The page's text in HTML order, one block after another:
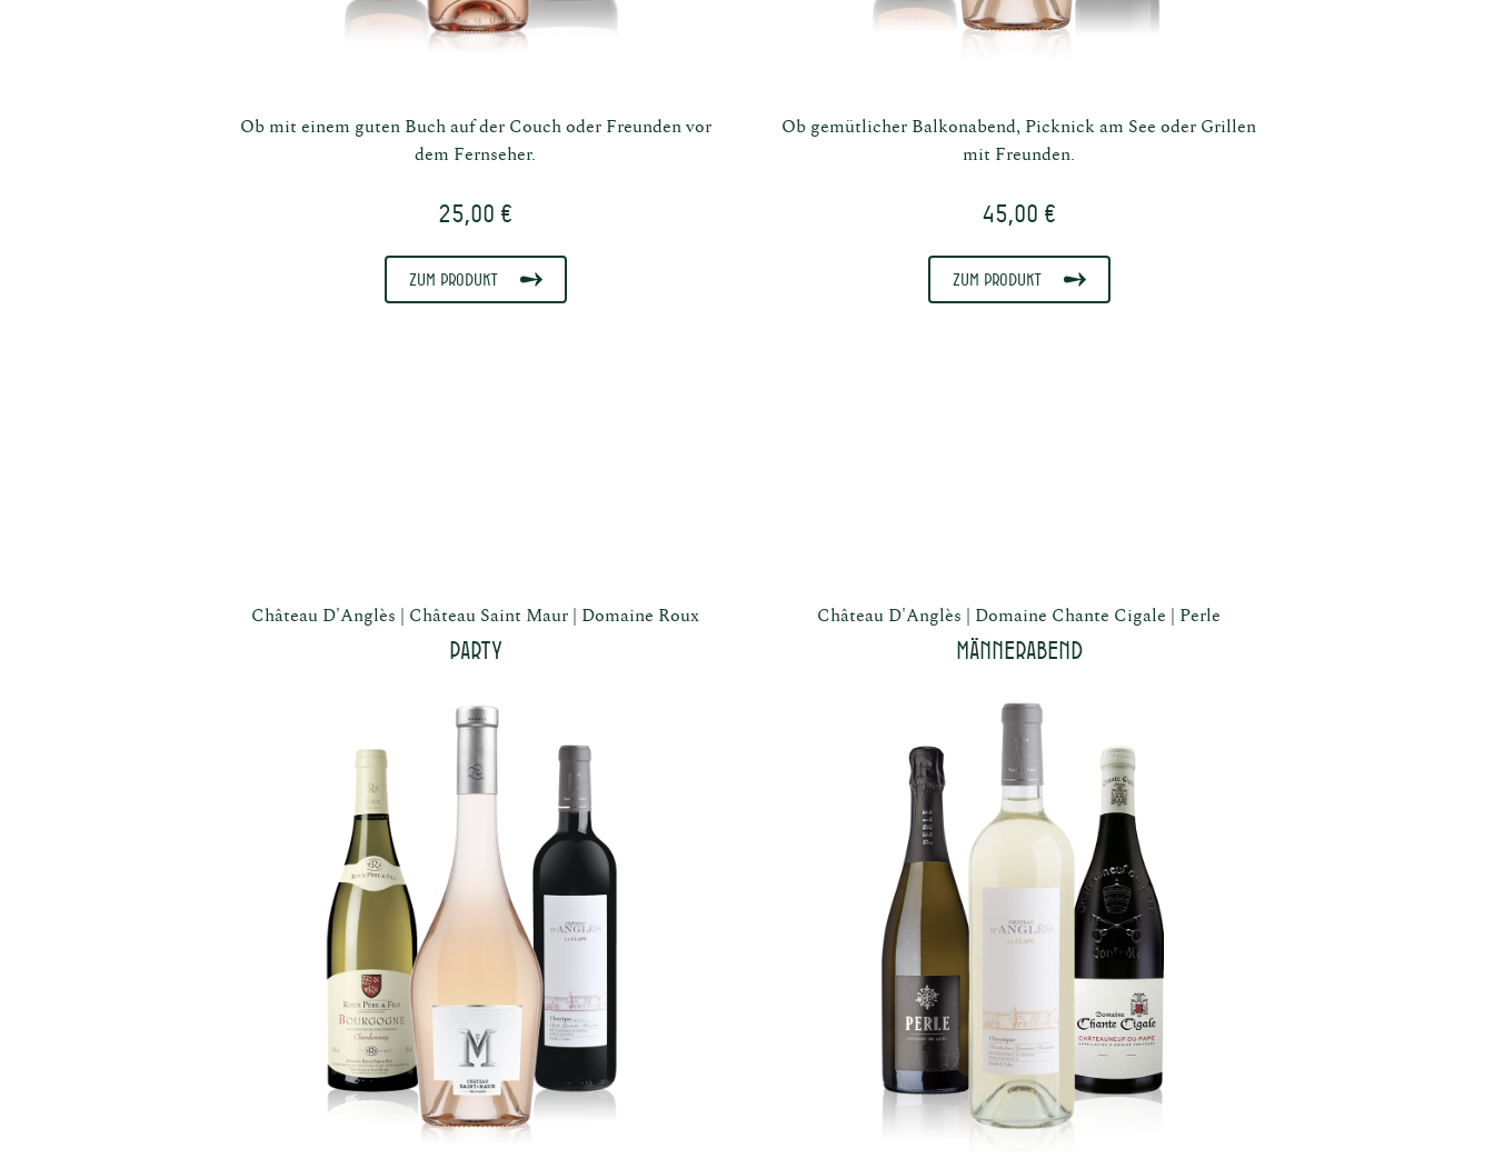
Spirituosen
Murnau
uns
Ob mit einem guten Buch auf der Couch oder Freunden vor
dem Fernseher.
25,00 €
Zum Produkt
Ob gemütlicher Balkonabend, Picknick am See oder Grillen
mit Freunden.
45,00 €
Zum Produkt
Château D'Anglès Château Saint Maur Domaine Roux
Party
Château D'Anglès Domaine Chante Cigale Perle
Männerabend